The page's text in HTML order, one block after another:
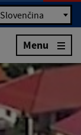
Slovenčina
Menu